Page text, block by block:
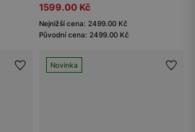
1599.00 Kč
Nejnižší cena: 2499.00 Kč
Původní cena: 2499.00 Kč
Novinka